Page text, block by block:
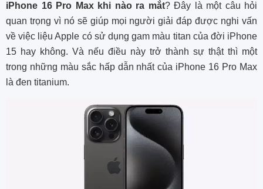
iPhone 16 Pro Max khi nào ra mắt? Đây là một câu hỏi
quan trọng vì nó sẽ giúp mọi người giải đáp được nghi vấn
về việc liệu Apple có sử dụng gam màu titan của đời iPhone
15 hay không. Và nếu điều này trở thành sự thật thì một
trong những màu sắc hấp dẫn nhất của iPhone 16 Pro Max
là đen titanium.